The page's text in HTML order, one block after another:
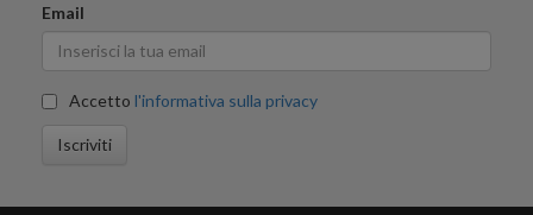
Email
Accetto l'informativa sulla privacy
Iscriviti